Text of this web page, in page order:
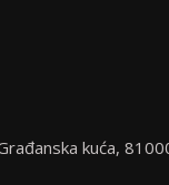
kuća,